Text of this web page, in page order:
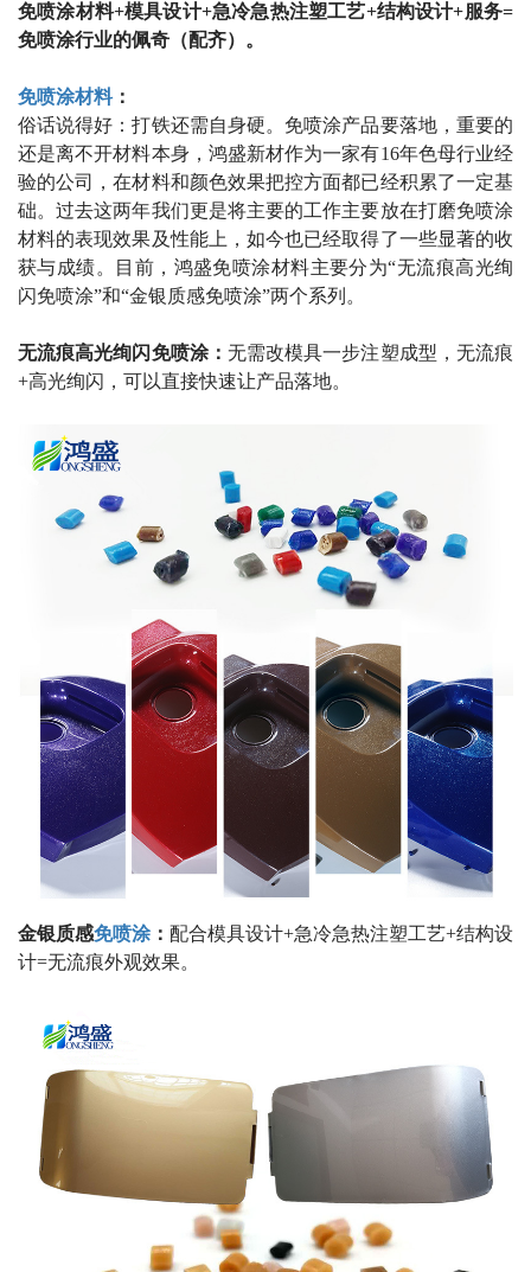
免喷涂材料+模具设计+急冷急热注塑工艺+结构设计+服务=
免喷涂行业的佩奇（配齐）。
免喷涂材料：
俗话说得好：打铁还需自身硬。免喷涂产品要落地，重要的
还是离不开材料本身，鸿盛新材作为一家有16年色母行业经
验的公司，在材料和颜色效果把控方面都已经积累了一定基
础。过去这两年我们更是将主要的工作主要放在打磨免喷涂
材料的表现效果及性能上，如今也已经取得了一些显著的收
获与成绩。目前，鸿盛免喷涂材料主要分为“无流痕高光绚
闪免喷涂”和“金银质感免喷涂”两个系列。
无流痕高光绚闪免喷涂： 无需改模具一步注塑成型，无流痕
+高光绚闪，可以直接快速让产品落地。
金银质感免喷涂： 配合模具设计+急冷急热注塑工艺+结构设
计=无流痕外观效果。